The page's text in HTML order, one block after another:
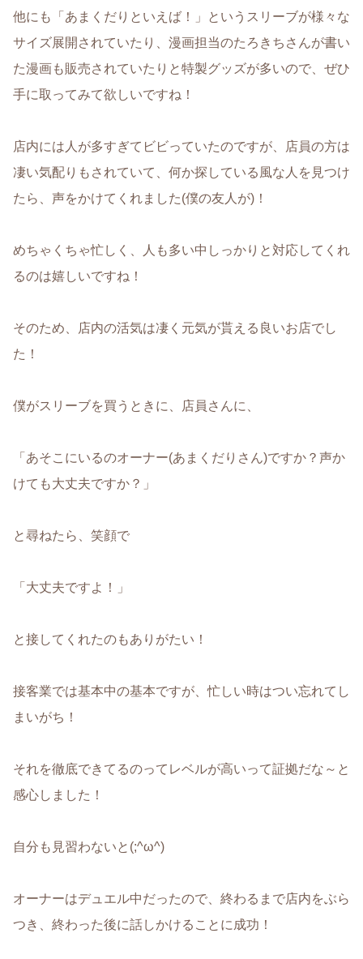
他にも「あまくだりといえば！」というスリーブが様々な
サイズ展開されていたり、漫画担当のたろきちさんが書い
た漫画も販売されていたりと特製グッズが多いので、ぜひ
手に取ってみて欲しいですね！
店内には人が多すぎてビビっていたのですが、店員の方は
凄い気配りもされていて、何か探している風な人を見つけ
たら、声をかけてくれました(僕の友人が)！
めちゃくちゃ忙しく、人も多い中しっかりと対応してくれ
るのは嬉しいですね！
そのため、店内の活気は凄く元気が貰える良いお店でし
た！
僕がスリーブを買うときに、店員さんに、
「あそこにいるのオーナー(あまくだりさん)ですか？声か
けても大丈夫ですか？」
と尋ねたら、笑顔で
「大丈夫ですよ！」
と接してくれたのもありがたい！
接客業では基本中の基本ですが、忙しい時はつい忘れてし
まいがち！
それを徹底できてるのってレベルが高いって証拠だな～と
感心しました！
自分も見習わないと(;^ω^)
オーナーはデュエル中だったので、終わるまで店内をぶら
つき、終わった後に話しかけることに成功！